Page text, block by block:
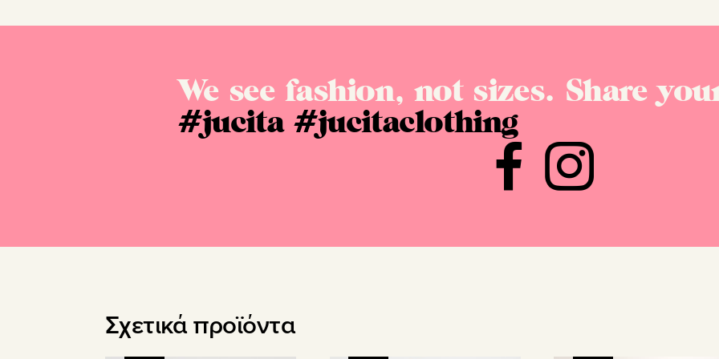
We see fashion, not sizes. Share
#jucita #jucitaclothing
Σχετικά προϊόντα